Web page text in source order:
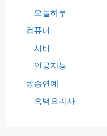
오늘하루
컴퓨터
서버
인공지능
방송연예
흑백요리사